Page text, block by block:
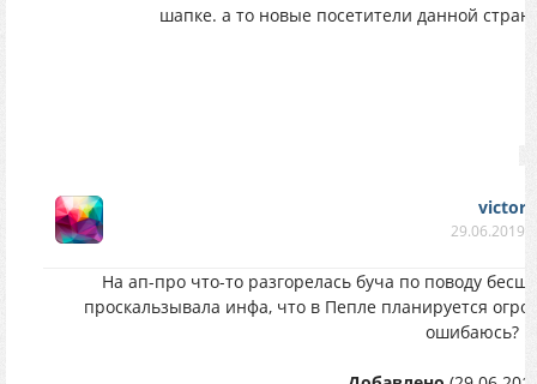
шапке. а то новые посетители данной
29.06.2019
На ап-про что-то разгорелась буча по поводу
проскальзывала инфа, что в Пепле планируется
ошибаюсь?